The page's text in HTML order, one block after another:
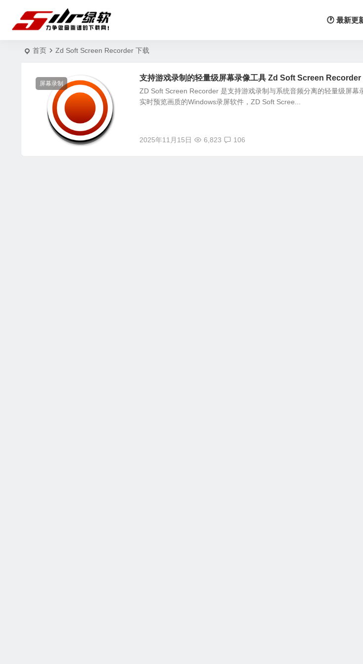
🕐 最新更
首页 Zd Soft Screen Recorder 下载
屏幕录制
支持游戏录制的轻量级屏幕录像工具 Zd Soft Screen Recorder
ZD Soft Screen Recorder 是支持游戏录制与系统音频分离的轻量级屏幕
实时预览画质的Windows录屏软件，ZD Soft Scree...
2025年11月15日 6,823 106